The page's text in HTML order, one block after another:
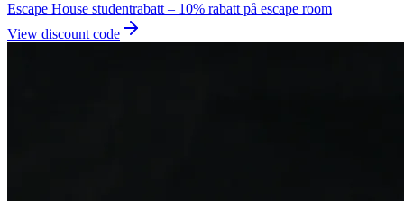
Escape House studentrabatt – 10% rabatt på escape room
View discount code